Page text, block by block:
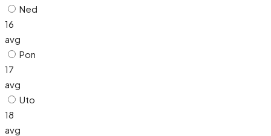
Ned
16
avg
Pon
17
avg
Uto
18
avg